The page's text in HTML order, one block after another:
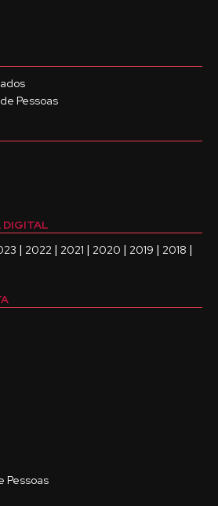
Pessoas
DIGITAL
| 2022 | 2021 | 2020 | 2019 | 2018 |
Pessoas